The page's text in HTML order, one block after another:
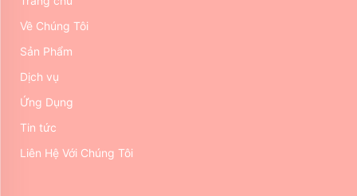
Về Chúng Tôi
Sản Phẩm
Dịch vụ
Ứng Dụng
Tin tức
Liên Hệ Với Chúng Tôi